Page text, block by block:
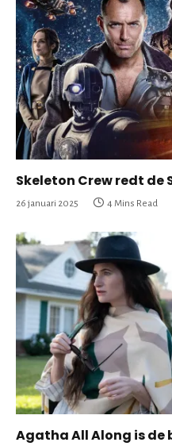
Skeleton Crew redt de
26 januari 2025 4 Mins Read
Agatha All Along is de